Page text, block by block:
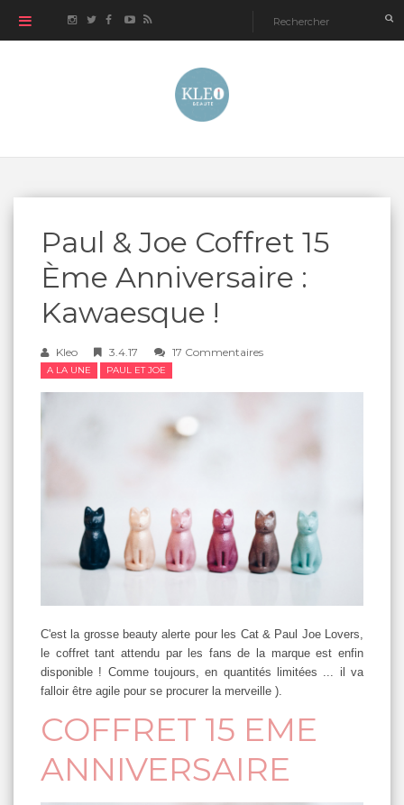
Paul & Joe Coffret 15
Ème Anniversaire :
Kawaesque !
Kleo 3.4.17 17 Commentaires
A LA UNE PAUL ET JOE
C'est la grosse beauty alerte pour les Cat & Paul Joe Lovers,
le coffret tant attendu par les fans de la marque est enfin
disponible ! Comme toujours, en quantités limitées ... il va
falloir être agile pour se procurer la merveille ).
COFFRET 15 EME
ANNIVERSAIRE